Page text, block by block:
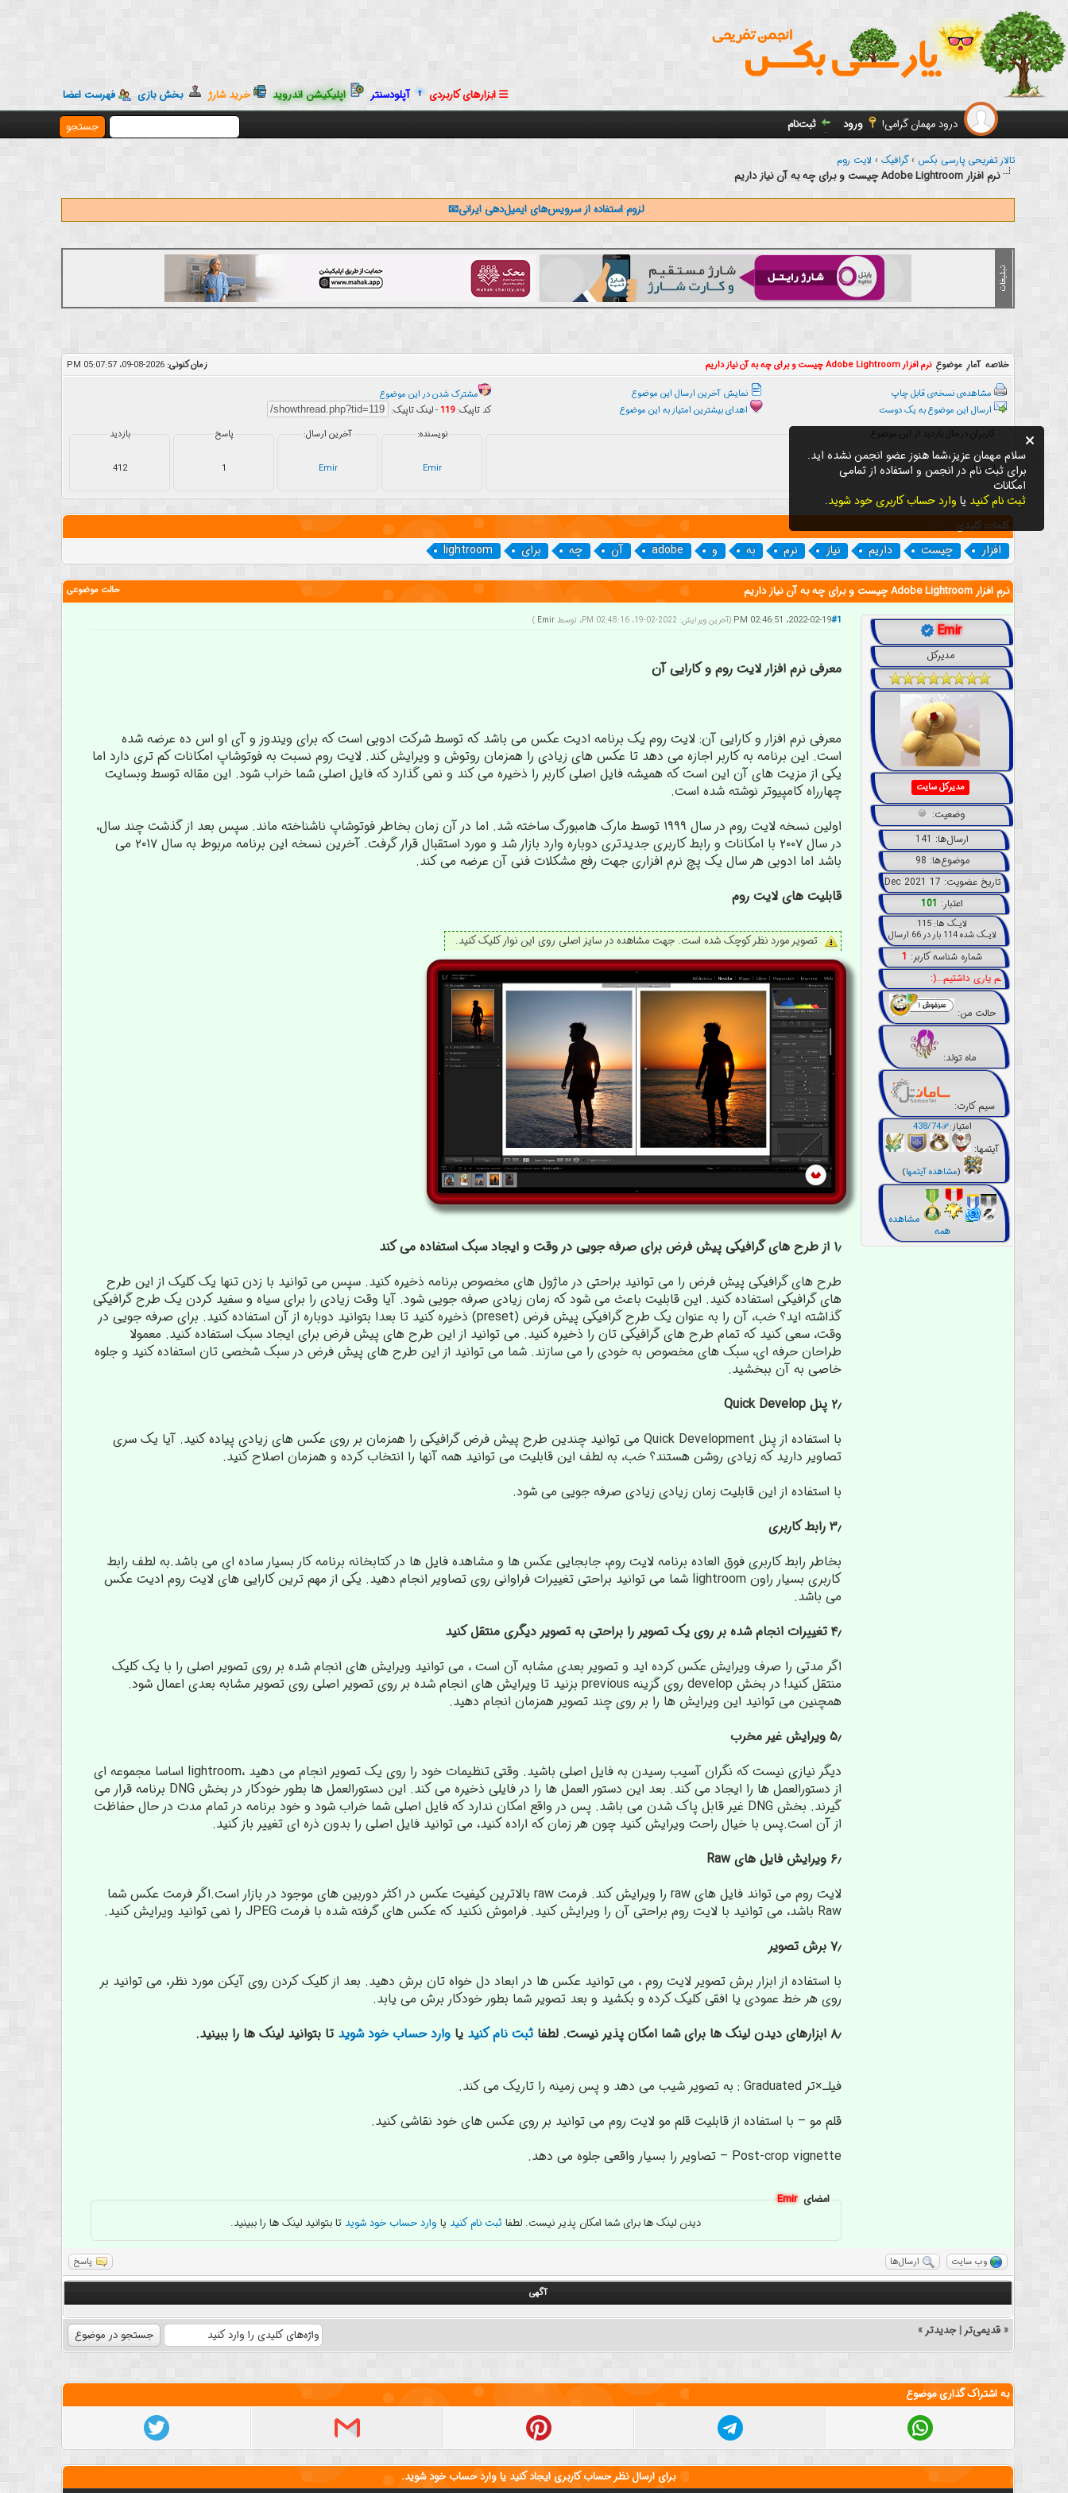
ابزارهای کاربردی آپلودسنتر اپلیکیشن اندروید خرید شارژ بخش بازی
فهرست اعضا
درود مهمان گرامی!
ورود ثبت‌نام
سلام مهمان عزیز،شما هنوز عضو انجمن نشده اید.
برای ثبت نام در انجمن و استفاده از تمامی
امکانات
ثبت نام کنید یا وارد حساب کاربری خود شوید.
تالار تفریحی پارسی بکس ›گرافیک› لایت روم
نرم افزار Adobe Lightroom چیست و برای چه به آن نیاز داریم
لزوم استفاده از سرویس‌های ایمیل‌دهی ایرانی📧
خلاصه آمارِ موضوعِنرم افزار Adobe Lightroom چیست و برای چه به آن نیاز داریم زمان کنونی: 2026-08-09، 05:07:57 PM
مشاهده‌ی نسخه‌ی قابل چاپ
ارسال این موضوع به یک دوست
نمایش آخرین ارسال این موضوع
اهدای بیشترین امتیاز به این موضوع
مشترک شدن در این موضوع
کد تاپیک:119 - لینک تاپیک:
کاربرانِ درحال بازدید از این موضوع:
1 مهمان
نویسنده:
Emir
آخرین ارسال:
Emir
پاسخ
1
بازدید
412
کلمات کلیدی
افزار چیست داریم نیاز نرم به و adobe آن چه برای lightroom
حالت موضوعی نرم افزار Adobe Lightroom چیست و برای چه به آن نیاز داریم
Emir
مدیرکل
مدیرکل سایت
وضعیت:
ارسال‌ها: 141
موضوع‌ها: 98
تاریخ عضویت: 17 Dec 2021
اعتبار: 101
لایـک ها: 115
لایـک شده 114 بار در 66 ارسال
شماره شناسه کاربر: 1
چشم یاری داشتیم...(:
حالت من:
ماه تولد:
سیم کارت:
امتیاز:438/74𝒫
آیتمها:
(مشاهده آیتمها)
مشاهده
همه
#12022-02-19، 02:46:51 PM (آخرین ویرایش: 2022-02-19، 02:48:16 PM، توسط Emir
.)
معرفی نرم افزار لایت روم و کارایی آن
معرفی نرم افزار و کارایی آن: لایت روم یک برنامه ادیت عکس می باشد که توسط شرکت ادوبی است که برای ویندوز و آی او اس ده عرضه شده
است. این برنامه به کاربر اجازه می دهد تا عکس های زیادی را همزمان روتوش و ویرایش کند. لایت روم نسبت به فوتوشاپ امکانات کم تری دارد اما
یکی از مزیت های آن این است که همیشه فایل اصلی کاربر را ذخیره می کند و نمی گذارد که فایل اصلی شما خراب شود. این مقاله توسط وبسایت
چهارراه کامپیوتر نوشته شده است.
اولین نسخه لایت روم در سال ۱۹۹۹ توسط مارک هامبورگ ساخته شد. اما در آن زمان بخاطر فوتوشاپ ناشناخته ماند. سپس بعد از گذشت چند سال،
در سال ۲۰۰۷ با امکانات و رابط کاربری جدیدتری دوباره وارد بازار شد و مورد استقبال قرار گرفت. آخرین نسخه این برنامه مربوط به سال ۲۰۱۷ می
باشد اما ادوبی هر سال یک پچ نرم افزاری جهت رفع مشکلات فنی آن عرضه می کند.
قابلیت های لایت روم
تصویر مورد نظر کوچک شده است. جهت مشاهده در سایز اصلی روی این نوار کلیک کنید.
۱٫ از طرح های گرافیکی پیش فرض برای صرفه جویی در وقت و ایجاد سبک استفاده می کند
طرح های گرافیکی پیش فرض را می توانید براحتی در ماژول های مخصوص برنامه ذخیره کنید. سپس می توانید با زدن تنها یک کلیک از این طرح
های گرافیکی استفاده کنید. این قابلیت باعث می شود که زمان زیادی صرفه جویی شود. آیا وقت زیادی را برای سیاه و سفید کردن یک طرح گرافیکی
گذاشته اید؟ خب، آن را به عنوان یک طرح گرافیکی پیش فرض (preset) ذخیره کنید تا بعدا بتوانید دوباره از آن استفاده کنید. برای صرفه جویی در
وقت، سعی کنید که تمام طرح های گرافیکی تان را ذخیره کنید. می توانید از این طرح های پیش فرض برای ایجاد سبک استفاده کنید. معمولا
طراحان حرفه ای، سبک های مخصوص به خودی را می سازند. شما می توانید از این طرح های پیش فرض در سبک شخصی تان استفاده کنید و جلوه
خاصی به آن ببخشید.
۲٫ پنل Quick Develop
با استفاده از پنل Quick Development می توانید چندین طرح پیش فرض گرافیکی را همزمان بر روی عکس های زیادی پیاده کنید. آیا یک سری
تصاویر دارید که زیادی روشن هستند؟ خب، به لطف این قابلیت می توانید همه آنها را انتخاب کرده و همزمان اصلاح کنید.
با استفاده از این قابلیت زمان زیادی زیادی صرفه جویی می شود.
۳٫ رابط کاربری
بخاطر رابط کاربری فوق العاده برنامه لایت روم، جابجایی عکس ها و مشاهده فایل ها در کتابخانه برنامه کار بسیار ساده ای می باشد.به لطف رابط
کاربری بسیار راون lightroom شما می توانید براحتی تغییرات فراوانی روی تصاویر انجام دهید. یکی از مهم ترین کارایی های لایت روم ادیت عکس
می باشد.
۴٫ تغییرات انجام شده بر روی یک تصویر را براحتی به تصویر دیگری منتقل کنید
اگر مدتی را صرف ویرایش عکس کرده اید و تصویر بعدی مشابه آن است ، می توانید ویرایش های انجام شده بر روی تصویر اصلی را با یک کلیک
منتقل کنید! در بخش develop روی گزینه previous بزنید تا ویرایش های انجام شده بر روی تصویر اصلی روی تصویر مشابه بعدی اعمال شود.
همچنین می توانید این ویرایش ها را بر روی چند تصویر همزمان انجام دهید.
۵٫ ویرایش غیر مخرب
دیگر نیازی نیست که نگران آسیب رسیدن به فایل اصلی باشید. وقتی تنظیمات خود را روی یک تصویر انجام می دهید ،lightroom اساسا مجموعه ای
از دستورالعمل ها را ایجاد می کند. بعد این دستور العمل ها را در فایلی ذخیره می کند. این دستورالعمل ها بطور خودکار در بخش DNG برنامه قرار می
گیرند. بخش DNG غیر قابل پاک شدن می باشد. پس در واقع امکان ندارد که فایل اصلی شما خراب شود و خود برنامه در تمام مدت در حال حفاظت
از آن است.پس با خیال راحت ویرایش کنید چون هر زمان که اراده کنید، می توانید فایل اصلی را بدون ذره ای تغییر باز کنید.
۶٫ ویرایش فایل های Raw
لایت روم می تواند فایل های raw را ویرایش کند. فرمت raw بالاترین کیفیت عکس در اکثر دوربین های موجود در بازار است.اگر فرمت عکس شما
Raw باشد، می توانید با لایت روم براحتی آن را ویرایش کنید. فراموش نکنید که عکس های گرفته شده با فرمت JPEG را نمی توانید ویرایش کنید.
۷٫ برش تصویر
با استفاده از ابزار برش تصویر لایت روم ، می توانید عکس ها در ابعاد دل خواه تان برش دهید. بعد از کلیک کردن روی آیکن مورد نظر، می توانید بر
روی هر خط عمودی یا افقی کلیک کرده و بکشید و بعد تصویر شما بطور خودکار برش می یابد.
۸٫ ابزارهای دیدن لینک ها برای شما امکان پذیر نیست. لطفاثبت نام کنید یاوارد حساب خود شوید تا بتوانید لینک ها را ببینید.
فیلـ×تر Graduated : به تصویر شیب می دهد و پس زمینه را تاریک می کند.
قلم مو – با استفاده از قابلیت قلم مو لایت روم می توانید بر روی عکس های خود نقاشی کنید.
Post-crop vignette – تصاویر را بسیار واقعی جلوه می دهد.
امضای Emir
دیدن لینک ها برای شما امکان پذیر نیست. لطفاثبت نام کنید یا وارد حساب خود شوید تا بتوانید لینک ها را ببینید.
وب سایت ارسال‌ها پاسخ
آگهی
«قدیمی‌تر|جدیدتر»
به اشتراک گذاری موضوع
برای ارسال نظر حساب کاربری ایجاد کنید یا وارد حساب خود شوید.